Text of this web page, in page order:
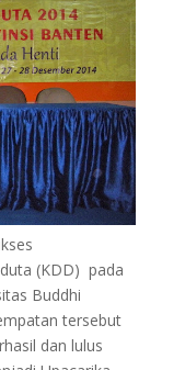
(KDD) pada
Buddhi
tersebut
dan lulus